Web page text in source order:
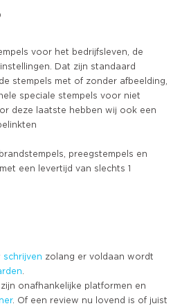
voor het bedrijfsleven, de
Dat zijn standaard
stempels met of zonder afbeelding,
speciale stempels voor niet
deze laatste hebben wij ook een
preegstempels en
een levertijd van slechts 1
schrijven zolang er voldaan wordt
onafhankelijke platformen en
. Of een review nu lovend is of juist